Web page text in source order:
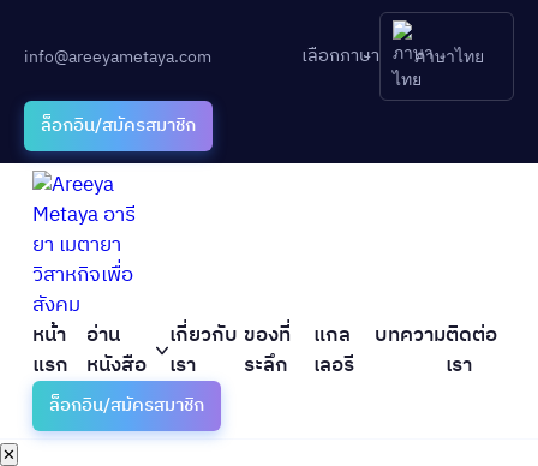
info@areeyametaya.com เลือกภาษา ภาษาไทย
ล็อกอิน/สมัครสมาชิก
หน้า
แรก
อ่าน
หนังสือ
เกี่ยวกับ
เรา
ของที่
ระลึก
แกล
เลอรี
บทความติดต่อ
เรา
ล็อกอิน/สมัครสมาชิก
✕